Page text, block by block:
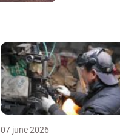
07 june 2026